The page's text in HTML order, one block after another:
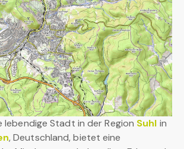
lebendige Stadt in der Region Suhl in
, Deutschland, bietet eine